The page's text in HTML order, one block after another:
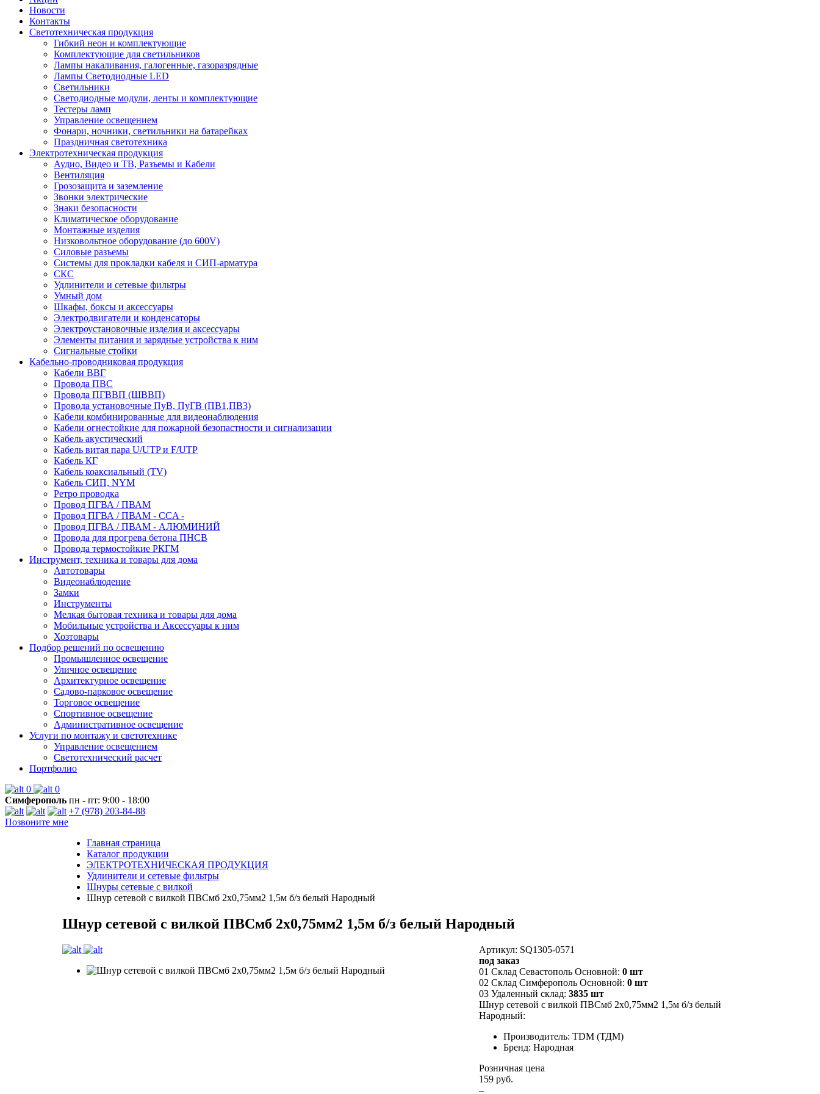
Новости
Контакты
Светотехническая продукция
Гибкий неон и комплектующие
Комплектующие для светильников
Лампы накаливания, галогенные, газоразрядные
Лампы Светодиодные LED
Светильники
Светодиодные модули, ленты и комплектующие
Тестеры ламп
Управление освещением
Фонари, ночники, светильники на батарейках
Праздничная светотехника
Электротехническая продукция
Аудио, Видео и ТВ, Разъемы и Кабели
Вентиляция
Грозозащита и заземление
Звонки электрические
Знаки безопасности
Климатическое оборудование
Монтажные изделия
Низковольтное оборудование (до 600V)
Силовые разъемы
Системы для прокладки кабеля и СИП-арматура
СКС
Удлинители и сетевые фильтры
Умный дом
Шкафы, боксы и аксессуары
Электродвигатели и конденсаторы
Электроустановочные изделия и аксессуары
Элементы питания и зарядные устройства к ним
Сигнальные стойки
Кабельно-проводниковая продукция
Кабели ВВГ
Провода ПВС
Провода ПГВВП (ШВВП)
Провода установочные ПуВ, ПуГВ (ПВ1,ПВ3)
Кабели комбинированные для видеонаблюдения
Кабели огнестойкие для пожарной безопастности и сигнализации
Кабель акустический
Кабель витая пара U/UTP и F/UTP
Кабель КГ
Кабель коаксиальный (TV)
Кабель СИП, NYM
Ретро проводка
Провод ПГВА / ПВАМ
Провод ПГВА / ПВАМ - CCA -
Провод ПГВА / ПВАМ - АЛЮМИНИЙ
Провода для прогрева бетона ПНСВ
Провода термостойкие РКГМ
Инструмент, техника и товары для дома
Автотовары
Видеонаблюдение
Замки
Инструменты
Мелкая бытовая техника и товары для дома
Мобильные устройства и Аксессуары к ним
Хозтовары
Подбор решений по освещению
Промышленное освещение
Уличное освещение
Архитектурное освещение
Садово-парковое освещение
Торговое освещение
Спортивное освещение
Административное освещение
Услуги по монтажу и светотехнике
Управление освещением
Светотехнический расчет
Портфолио
0
0
Симферополь пн - пт: 9:00 - 18:00
+7 (978) 203-84-88
Позвоните мне
Главная страница
Каталог продукции
ЭЛЕКТРОТЕХНИЧЕСКАЯ ПРОДУКЦИЯ
Удлинители и сетевые фильтры
Шнуры сетевые с вилкой
Шнур сетевой с вилкой ПВСмб 2x0,75мм2 1,5м б/з белый Народный
Шнур сетевой с вилкой ПВСмб 2x0,75мм2 1,5м б/з белый Народный
Артикул: SQ1305-0571
под заказ
01 Склад Севастополь Основной: 0 шт
02 Склад Симферополь Основной: 0 шт
03 Удаленный склад: 3835 шт
Шнур сетевой с вилкой ПВСмб 2x0,75мм2 1,5м б/з белый
Народный:
Производитель: TDM (ТДМ)
Бренд: Народная
Розничная цена
159 руб.
–